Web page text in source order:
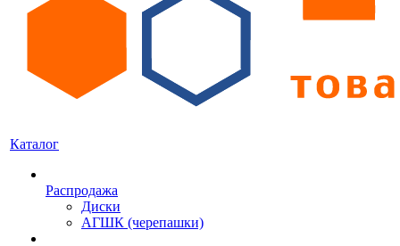
Каталог
Распродажа
Диски
АГШК (черепашки)